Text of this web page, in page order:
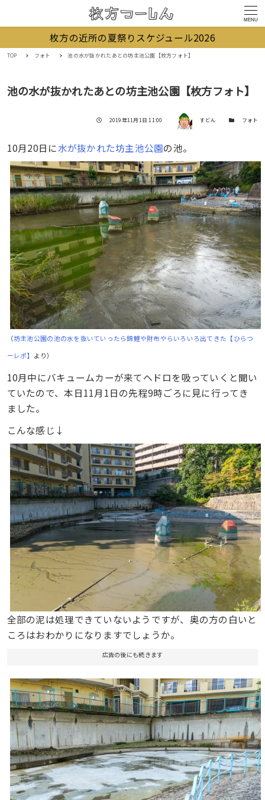
MENU
枚方の近所の夏祭りスケジュール2026
TOP フォト 池の水が抜かれたあとの坊主池公園【枚方フォト】
池の水が抜かれたあとの坊主池公園【枚方フォト】
投稿日
2019年11月1日 11:00 著者 すどん カテゴリー
フォト
10月20日に水が抜かれた坊主池公園の池。
（坊主池公園の池の水を抜いていったら錦鯉や財布やらいろいろ出てきた【ひらつ
ーレポ】 より）
10月中にバキュームカーが来てヘドロを吸っていくと聞い
ていたので、本日11月1日の先程9時ごろに見に行ってき
ました。
こんな感じ↓
全部の泥は処理できていないようですが、奥の方の白いと
ころはおわかりになりますでしょうか。
広告の後にも続きます